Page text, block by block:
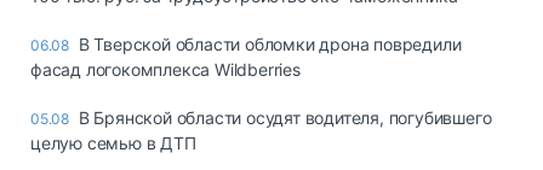
06.08 В Тверской области обломки дрона повредили
фасад логокомплекса Wildberries
05.08 В Брянской области осудят водителя, погубившего
целую семью в ДТП